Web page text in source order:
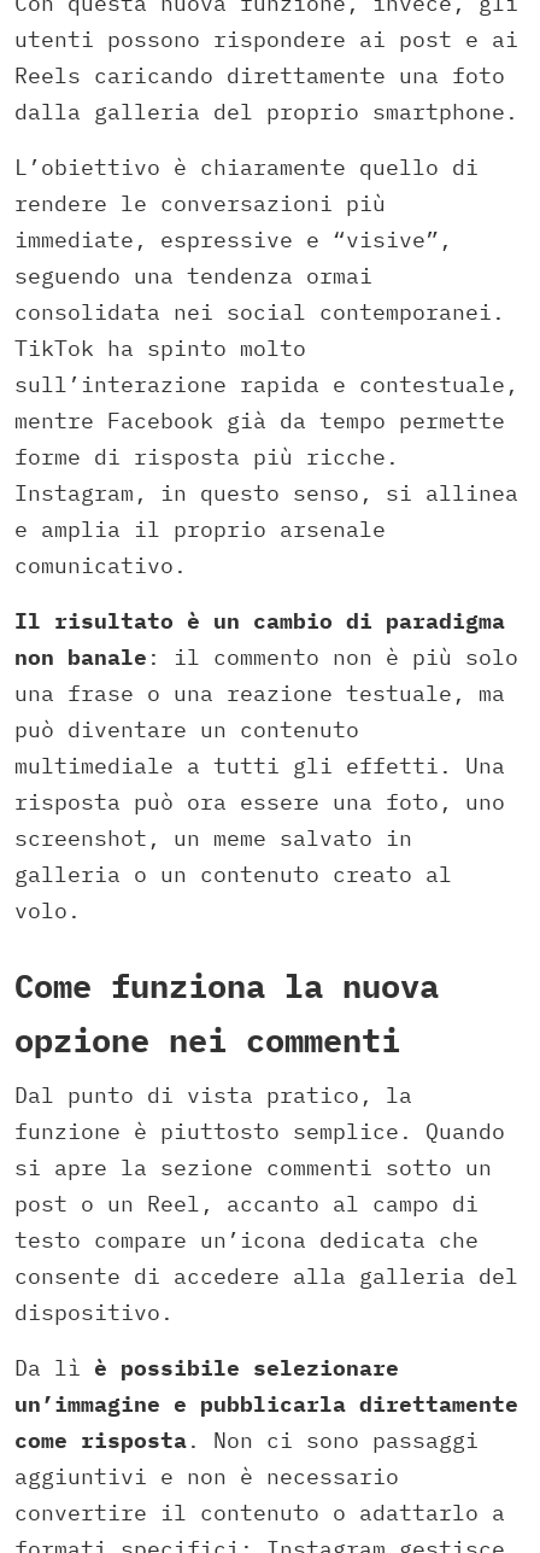
utenti possono rispondere ai post e ai
Reels caricando direttamente una foto
dalla galleria del proprio smartphone.
L’obiettivo è chiaramente quello di
rendere le conversazioni più
immediate, espressive e “visive”,
seguendo una tendenza ormai
consolidata nei social contemporanei.
TikTok ha spinto molto
sull’interazione rapida e contestuale,
mentre Facebook già da tempo permette
forme di risposta più ricche.
Instagram, in questo senso, si allinea
e amplia il proprio arsenale
comunicativo.
Il risultato è un cambio di paradigma
non banale : il commento non è più solo
una frase o una reazione testuale, ma
può diventare un contenuto
multimediale a tutti gli effetti. Una
risposta può ora essere una foto, uno
screenshot, un meme salvato in
galleria o un contenuto creato al
volo.
Come funziona la nuova
opzione nei commenti
Dal punto di vista pratico, la
funzione è piuttosto semplice. Quando
si apre la sezione commenti sotto un
post o un Reel, accanto al campo di
testo compare un’icona dedicata che
consente di accedere alla galleria del
dispositivo.
Da lì è possibile selezionare
un’immagine e pubblicarla direttamente
come risposta. Non ci sono passaggi
aggiuntivi e non è necessario
convertire il contenuto o adattarlo a